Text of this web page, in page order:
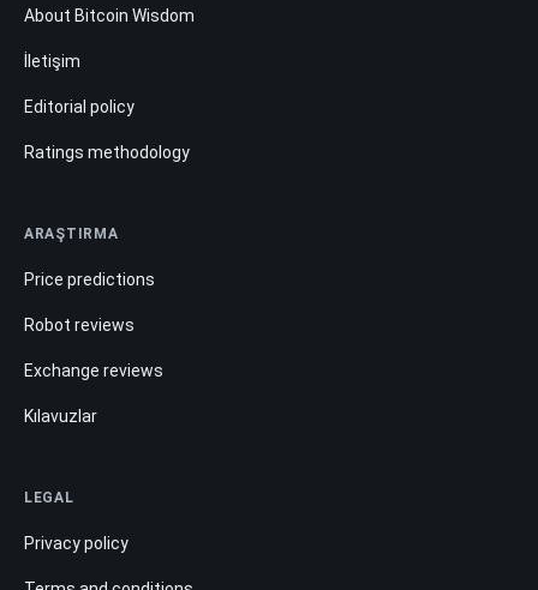
About Bitcoin Wisdom
İletişim
Editorial policy
Ratings methodology
ARAŞTIRMA
Price predictions
Robot reviews
Exchange reviews
Kılavuzlar
LEGAL
Privacy policy